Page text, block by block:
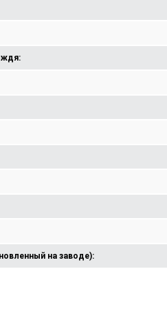
на заводе):